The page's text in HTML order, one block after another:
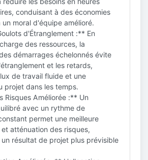
conduisant à des économies
moral d'équipe amélioré.
d'Étranglement :** En
des ressources, la
démarrages échelonnés évite
et les retards,
de travail fluide et une
projet dans les temps.
Risques Améliorée :** Un
avec un rythme de
permet une meilleure
atténuation des risques,
résultat de projet plus prévisible